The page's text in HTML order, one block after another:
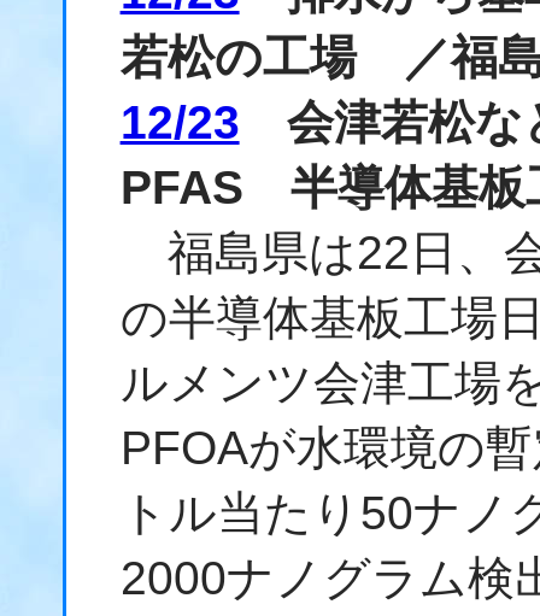
若松の工場 ／福
12/23 会津若松な
PFAS 半導体基板
福島県は22日、
の半導体基板工場
ルメンツ会津工場
PFOAが水環境の
トル当たり50ナノ
2000ナノグラム検